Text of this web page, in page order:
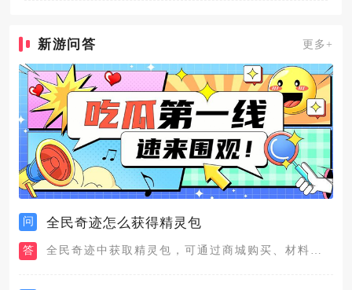
新游问答 更多+
问 全民奇迹怎么获得精灵包
答